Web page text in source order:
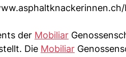
der Mobiliar
Die Mobiliar